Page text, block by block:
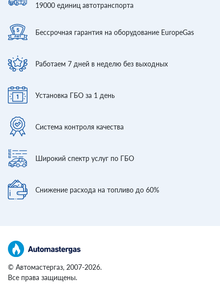
19000 единиц автотранспорта
Бессрочная гарантия на оборудование EuropeGas
Работаем 7 дней в неделю без выходных
Установка ГБО за 1 день
Система контроля качества
Широкий спектр услуг по ГБО
Снижение расхода на топливо до 60%
© Автомастергаз, 2007-2026.
Все права защищены.